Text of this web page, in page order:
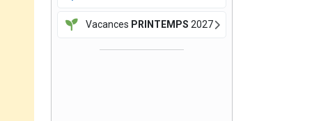
Vacances PRINTEMPS 2027